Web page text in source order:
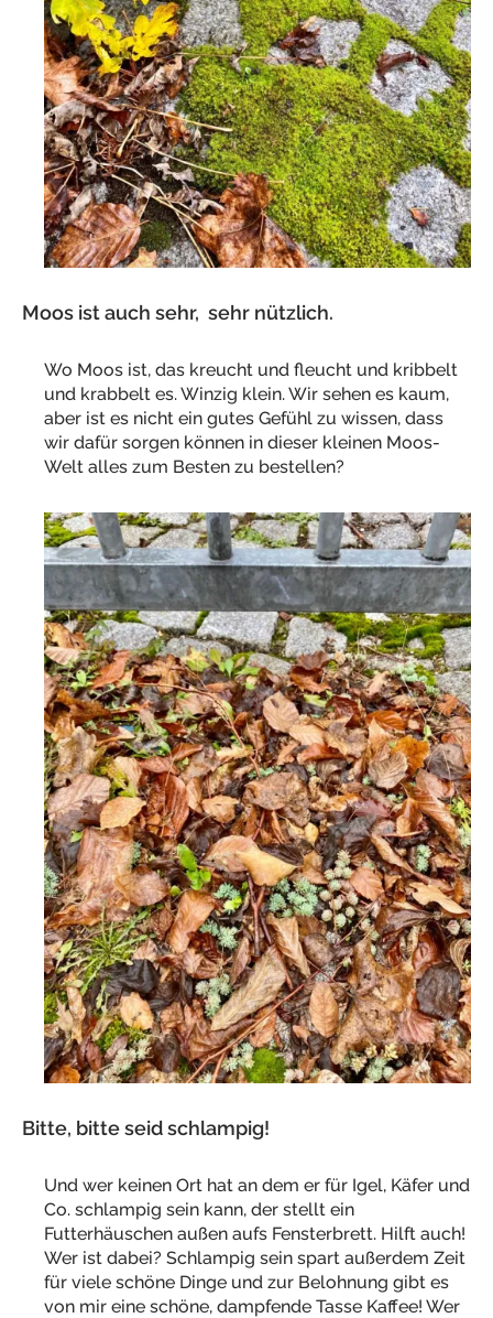
Moos ist auch sehr, sehr nützlich.
Wo Moos ist, das kreucht und fleucht und kribbelt
und krabbelt es. Winzig klein. Wir sehen es kaum,
aber ist es nicht ein gutes Gefühl zu wissen, dass
wir dafür sorgen können in dieser kleinen Moos-
Welt alles zum Besten zu bestellen?
Bitte, bitte seid schlampig!
Und wer keinen Ort hat an dem er für Igel, Käfer und
Co. schlampig sein kann, der stellt ein
Futterhäuschen außen aufs Fensterbrett. Hilft auch!
Wer ist dabei? Schlampig sein spart außerdem Zeit
für viele schöne Dinge und zur Belohnung gibt es
von mir eine schöne, dampfende Tasse Kaffee! Wer